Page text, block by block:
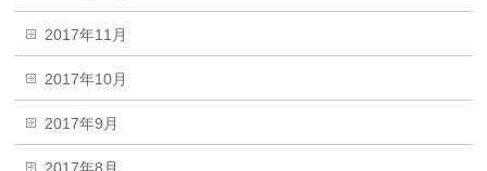
2017年11月
2017年10月
2017年9月
2017年8月